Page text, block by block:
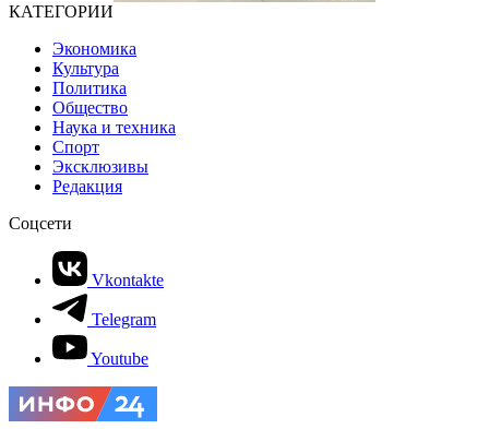
КАТЕГОРИИ
Экономика
Культура
Политика
Общество
Наука и техника
Спорт
Эксклюзивы
Редакция
Соцсети
Vkontakte
Telegram
Youtube